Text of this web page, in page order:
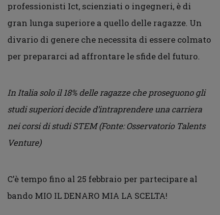
professionisti Ict, scienziati o ingegneri, è di
gran lunga superiore a quello delle ragazze. Un
divario di genere che necessita di essere colmato
per prepararci ad affrontare le sfide del futuro.
In Italia solo il 18% delle ragazze che proseguono gli
studi superiori decide d’intraprendere una carriera
nei corsi di studi STEM (Fonte: Osservatorio Talents
Venture)
C’è tempo fino al 25 febbraio per partecipare al
bando MIO IL DENARO MIA LA SCELTA!